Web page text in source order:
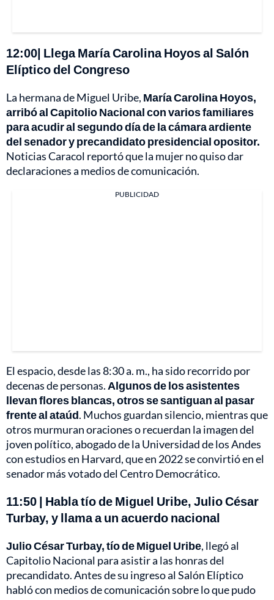
12:00| Llega María Carolina Hoyos al Salón
Elíptico del Congreso
La hermana de Miguel Uribe, María Carolina Hoyos,
arribó al Capitolio Nacional con varios familiares
para acudir al segundo día de la cámara ardiente
del senador y precandidato presidencial opositor.
Noticias Caracol reportó que la mujer no quiso dar
declaraciones a medios de comunicación.
PUBLICIDAD
El espacio, desde las 8:30 a. m., ha sido recorrido por
decenas de personas. Algunos de los asistentes
llevan flores blancas, otros se santiguan al pasar
frente al ataúd. Muchos guardan silencio, mientras que
otros murmuran oraciones o recuerdan la imagen del
joven político, abogado de la Universidad de los Andes
con estudios en Harvard, que en 2022 se convirtió en el
senador más votado del Centro Democrático.
11:50 | Habla tío de Miguel Uribe, Julio César
Turbay, y llama a un acuerdo nacional
Julio César Turbay, tío de Miguel Uribe, llegó al
Capitolio Nacional para asistir a las honras del
precandidato. Antes de su ingreso al Salón Elíptico
habló con medios de comunicación sobre lo que pudo